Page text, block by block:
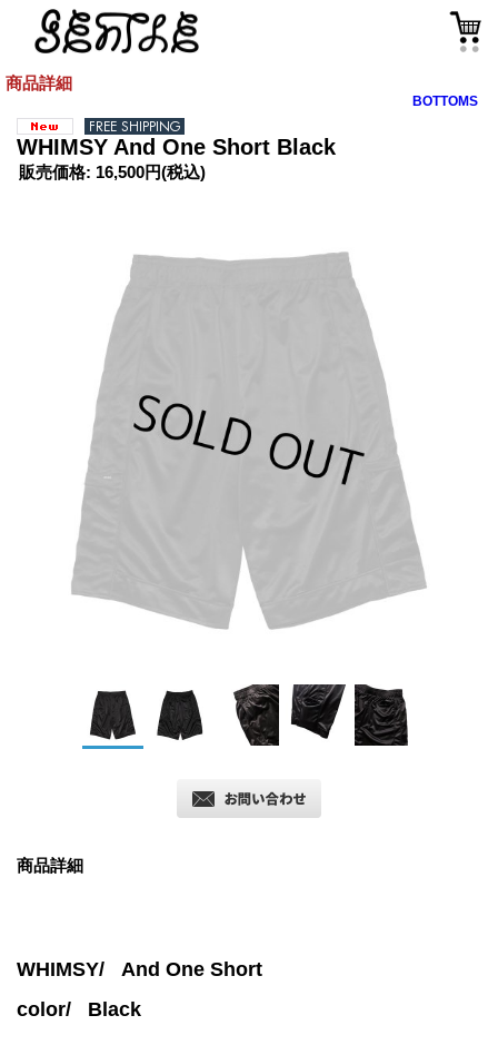
商品詳細
BOTTOMS
WHIMSY And One Short Black
販売価格: 16,500円(税込)
商品詳細
WHIMSY/ And One Short
color/ Black